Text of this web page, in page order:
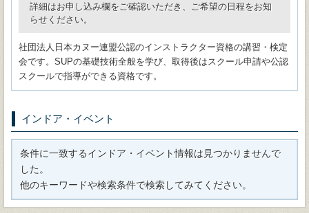
詳細はお申し込み欄をご確認いただき、ご希望の日程をお知
らせください。
社団法人日本カヌー連盟公認のインストラクター資格の講習・検定
会です。SUPの基礎技術全般を学び、取得後はスクール申請や公認
スクールで指導ができる資格です。
インドア・イベント
条件に一致するインドア・イベント情報は見つかりませんで
した。
他のキーワードや検索条件で検索してみてください。